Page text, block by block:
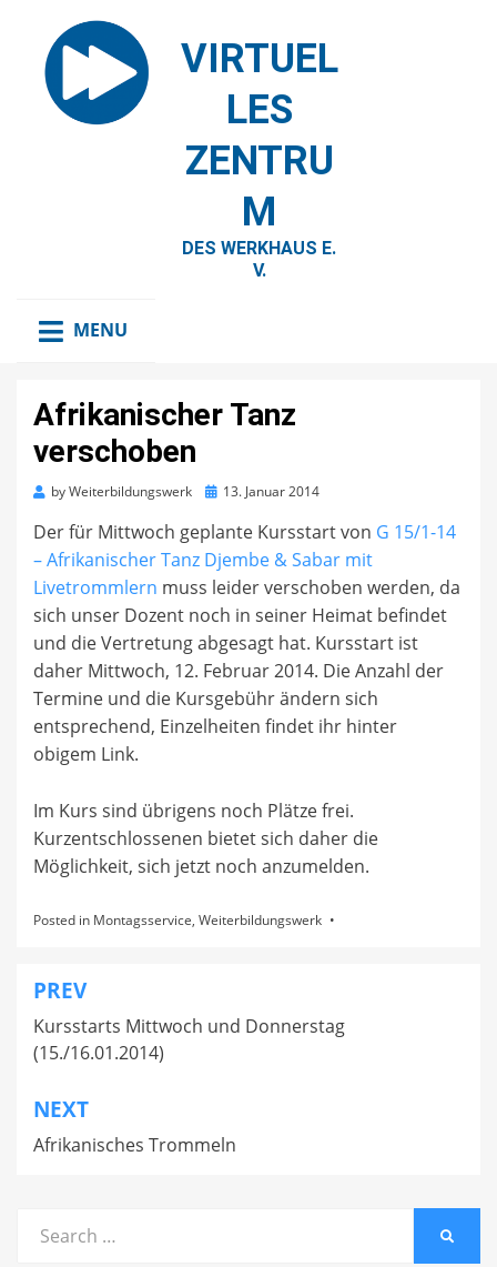
VIRTUEL
LES
ZENTRU
M
DES WERKHAUS E.
V.
MENU
Afrikanischer Tanz
verschoben
byWeiterbildungswerk
Posted13. Januar 2014
Der für Mittwoch geplante Kursstart von G 15/1-14
– Afrikanischer Tanz Djembe & Sabar mit
Livetrommlern muss leider verschoben werden, da
sich unser Dozent noch in seiner Heimat befindet
und die Vertretung abgesagt hat. Kursstart ist
daher Mittwoch, 12. Februar 2014. Die Anzahl der
Termine und die Kursgebühr ändern sich
entsprechend, Einzelheiten findet ihr hinter
obigem Link.
Im Kurs sind übrigens noch Plätze frei.
Kurzentschlossenen bietet sich daher die
Möglichkeit, sich jetzt noch anzumelden.
Posted in Montagsservice, Weiterbildungswerk
Beitragsnavigation
PREV
Kursstarts Mittwoch und Donnerstag
(15./16.01.2014)
NEXT
Afrikanisches Trommeln
for: